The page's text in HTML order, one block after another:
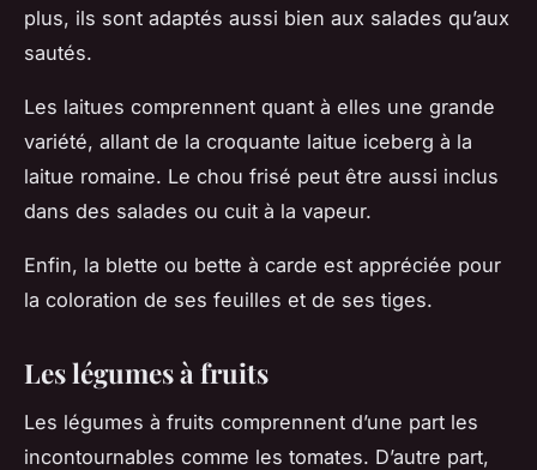
plus, ils sont adaptés aussi bien aux salades qu’aux
sautés.
Les laitues comprennent quant à elles une grande
variété, allant de la croquante laitue iceberg à la
laitue romaine. Le chou frisé peut être aussi inclus
dans des salades ou cuit à la vapeur.
Enfin, la blette ou bette à carde est appréciée pour
la coloration de ses feuilles et de ses tiges.
Les légumes à fruits
Les légumes à fruits comprennent d’une part les
incontournables comme les tomates. D’autre part,